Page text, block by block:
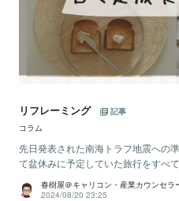
リフレーミング
記事
コラム
先日発表された南海トラフ地震への
て盆休みに予定していた旅行をすべ
春樹屋＠キャリコン・産業カウンセラ
2024/08/20 23:25